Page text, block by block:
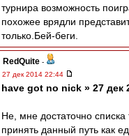
турнира возможность
похожее врядли
только.Бей-беги.
RedQuite -
27 дек 2014 22:44
have got no nick » 27 дек
Не, мне достаточно списка
принять данный путь как